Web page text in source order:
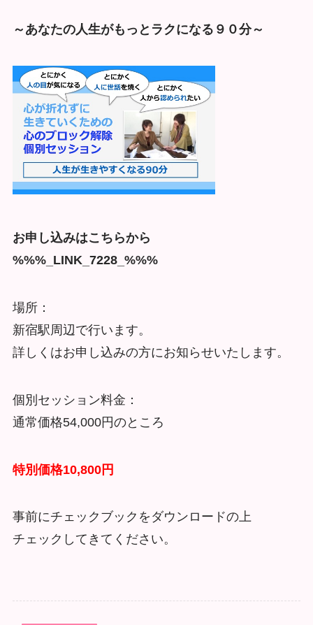
～あなたの人生がもっとラクになる９０分～
お申し込みはこちらから
%%%_LINK_7228_%%%
場所：
新宿駅周辺で行います。
詳しくはお申し込みの方にお知らせいたします。
個別セッション料金：
通常価格54,000円のところ
特別価格10,800円
事前にチェックブックをダウンロードの上
チェックしてきてください。